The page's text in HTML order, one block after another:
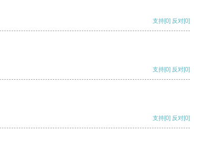
支持[0] 反对[0]
支持[0] 反对[0]
支持[0] 反对[0]